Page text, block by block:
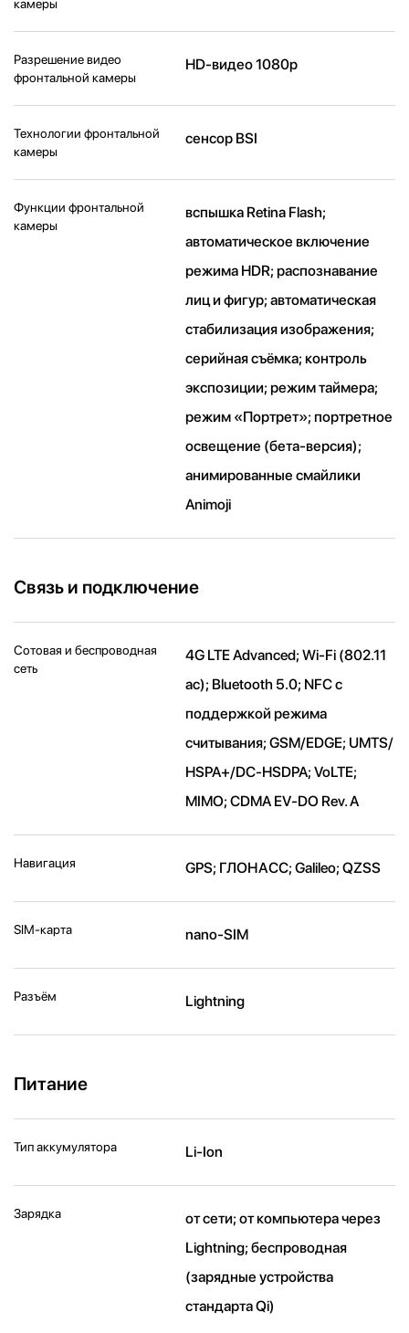
камеры
Разрешение видео
фронтальной камеры
HD-видео 1080p
Технологии фронтальной
камеры
сенсор BSI
Функции фронтальной
камеры
вспышка Retina Flash;
автоматическое включение
режима HDR; распознавание
лиц и фигур; автоматическая
стабилизация изображения;
серийная съëмка; контроль
экспозиции; режим таймера;
режим «Портрет»; портретное
освещение (бета-версия);
анимированные смайлики
Animoji
Связь и подключение
Сотовая и беспроводная
сеть
4G LTE Advanced; Wi-Fi (802.11​
ac); Bluetooth 5.0; NFC с
поддержкой режима
считывания; GSM/EDGE; UMTS/​
HSPA+/​DC-HSDPA; VoLTE;
MIMO; CDMA EV-DO Rev. A
Навигация GPS; ГЛОНАСС; Galileo; QZSS
SIM-карта nano-SIM
Разъём Lightning
Питание
Тип аккумулятора Li-Ion
Зарядка
от сети; от компьютера через
Lightning; беспроводная
(зарядные устройства
стандарта Qi)